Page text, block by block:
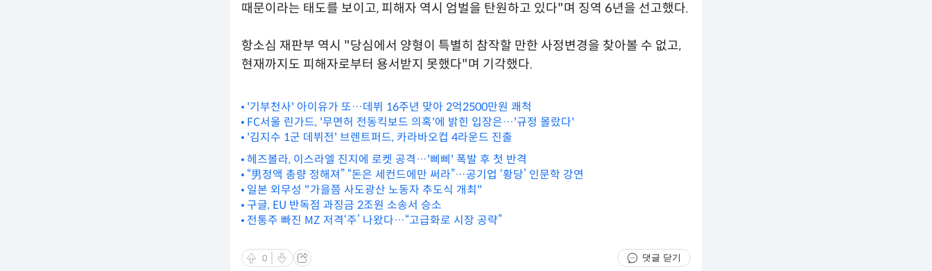
때문이라는 태도를 보이고, 피해자 역시 엄벌을 탄원하고 있다"며 징역 6년을 선고했다.
항소심 재판부 역시 "당심에서 양형이 특별히 참작할 만한 사정변경을 찾아볼 수 없고,
현재까지도 피해자로부터 용서받지 못했다"며 기각했다.
'기부천사' 아이유가 또…데뷔 16주년 맞아 2억2500만원 쾌척
FC서울 린가드, '무면허 전동킥보드 의혹'에 밝힌 입장은…'규정 몰랐다'
'김지수 1군 데뷔전' 브렌트퍼드, 카라바오컵 4라운드 진출
헤즈볼라, 이스라엘 진지에 로켓 공격…'삐삐' 폭발 후 첫 반격
“男정액 총량 정해져” “돈은 세컨드에만 써라”…공기업 ‘황당’ 인문학 강연
일본 외무성 "가을쯤 사도광산 노동자 추도식 개최"
구글, EU 반독점 과징금 2조원 소송서 승소
전통주 빠진 MZ 저격‘주’ 나왔다…“고급화로 시장 공략”
0 댓글 닫기